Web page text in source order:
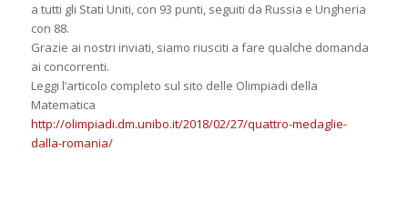
a tutti gli Stati Uniti, con 93 punti, seguiti da Russia e Ungheria
con 88.
Grazie ai nostri inviati, siamo riusciti a fare qualche domanda
ai concorrenti.
Leggi l’articolo completo sul sito delle Olimpiadi della
Matematica
http://olimpiadi.dm.unibo.it/2018/02/27/quattro-medaglie-
dalla-romania/